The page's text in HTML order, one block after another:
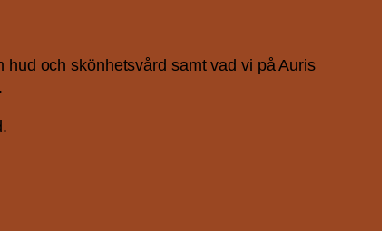
och skönhetsvård samt vad vi på Auris